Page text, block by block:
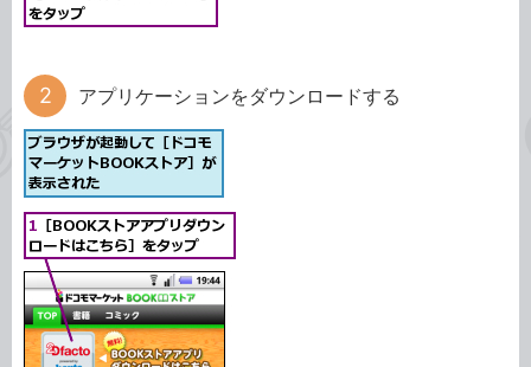
アプリケーションをダウンロードする